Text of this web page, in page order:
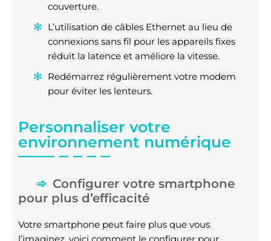
couverture.
L’utilisation de câbles Ethernet au lieu de
connexions sans fil pour les appareils fixes
réduit la latence et améliore la vitesse.
Redémarrez régulièrement votre modem
pour éviter les lenteurs.
Personnaliser votre
environnement numérique
Configurer votre smartphone
pour plus d’efficacité
Votre smartphone peut faire plus que vous